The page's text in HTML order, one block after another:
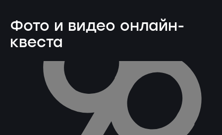
Фото и видео онлайн-
квеста